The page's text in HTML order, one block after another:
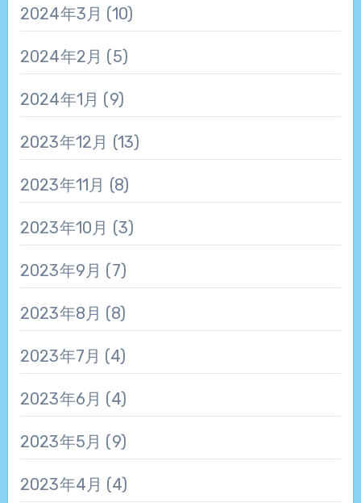
2024年3月 (10)
2024年2月 (5)
2024年1月 (9)
2023年12月 (13)
2023年11月 (8)
2023年10月 (3)
2023年9月 (7)
2023年8月 (8)
2023年7月 (4)
2023年6月 (4)
2023年5月 (9)
2023年4月 (4)